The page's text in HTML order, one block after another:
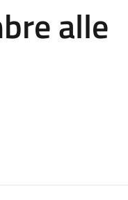
alle